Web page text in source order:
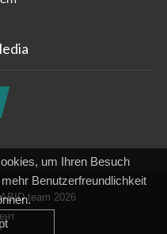
um Ihren Besuch
Benutzerfreundlichkeit
team 2026